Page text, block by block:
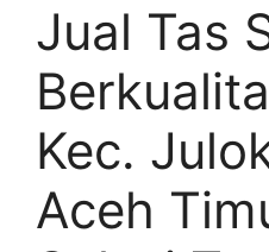
Jual Tas
Kec.
Aceh